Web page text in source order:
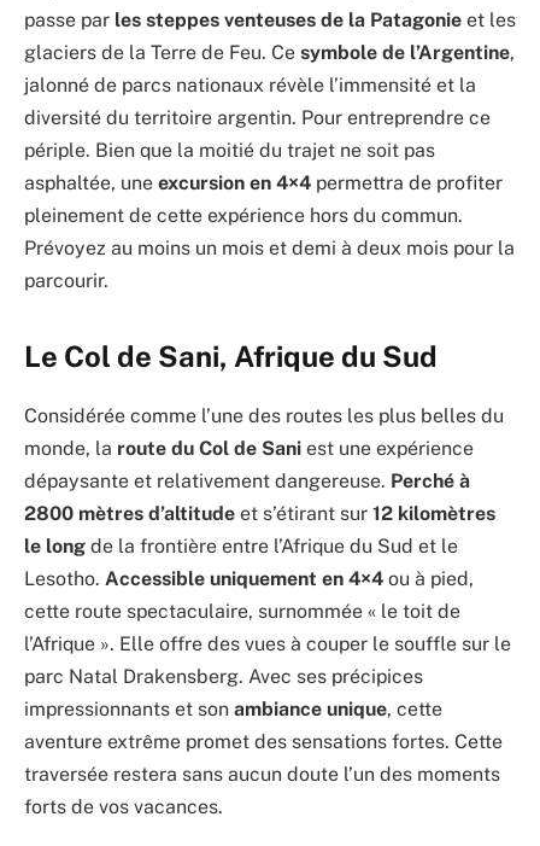
passe par les steppes venteuses de la Patagonie et les
glaciers de la Terre de Feu. Ce symbole de l’Argentine,
jalonné de parcs nationaux révèle l’immensité et la
diversité du territoire argentin. Pour entreprendre ce
périple. Bien que la moitié du trajet ne soit pas
asphaltée, une excursion en 4×4 permettra de profiter
pleinement de cette expérience hors du commun.
Prévoyez au moins un mois et demi à deux mois pour la
parcourir.
Le Col de Sani, Afrique du Sud
Considérée comme l’une des routes les plus belles du
monde, la route du Col de Sani est une expérience
dépaysante et relativement dangereuse. Perché à
2800 mètres d’altitude et s’étirant sur 12 kilomètres
le long de la frontière entre l’Afrique du Sud et le
Lesotho. Accessible uniquement en 4×4 ou à pied,
cette route spectaculaire, surnommée « le toit de
l’Afrique ». Elle offre des vues à couper le souffle sur le
parc Natal Drakensberg. Avec ses précipices
impressionnants et son ambiance unique, cette
aventure extrême promet des sensations fortes. Cette
traversée restera sans aucun doute l’un des moments
forts de vos vacances.